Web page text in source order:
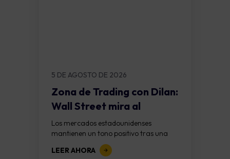
5 DE AGOSTO DE 2026
Zona de Trading con Dilan:
Wall Street mira al
empleo:...
Los mercados estadounidenses
mantienen un tono positivo tras una
sólida temporada de resultados
corporativos. Sin embargo, el
LEER AHORA